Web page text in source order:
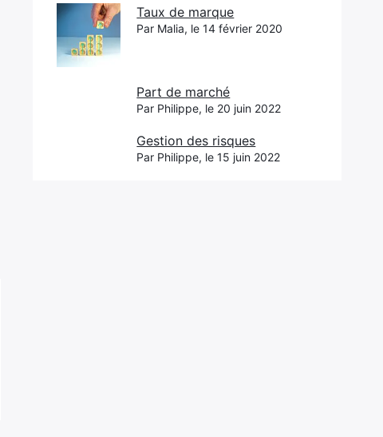
Taux de marque
Par Malia, le 14 février 2020
Part de marché
Par Philippe, le 20 juin 2022
Gestion des risques
Par Philippe, le 15 juin 2022